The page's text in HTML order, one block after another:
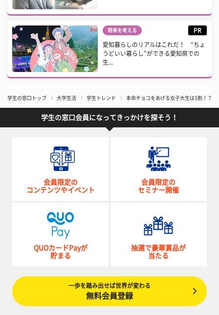
将来を考える PR
愛知暮らしのリアルはこれだ！ “ちょ
うどいい暮らし”ができる愛知県での
生...
学生の窓口トップ 大学生活 学生トレンド 本命チョコをあげる女子大生は3割！？
学生の窓口会員になってきっかけを探そう！
会員限定の
コンテンツやイベント
会員限定の
セミナー開催
QUOカードPayが
貯まる
抽選で豪華賞品が
当たる
一歩を踏み出せば世界が変わる
無料会員登録